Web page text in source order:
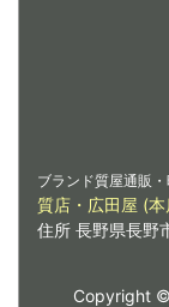
ブランド質屋通販
質店・広田屋 (本
住所 長野県長野
Copyright ©